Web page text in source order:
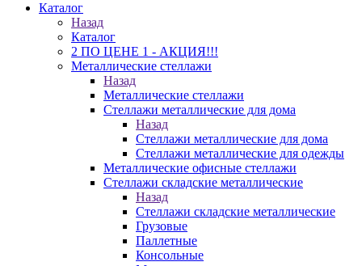
Каталог
Назад
Каталог
2 ПО ЦЕНЕ 1 - АКЦИЯ!!!
Металлические стеллажи
Назад
Металлические стеллажи
Стеллажи металлические для дома
Назад
Стеллажи металлические для дома
Стеллажи металлические для одежды
Металлические офисные стеллажи
Стеллажи складские металлические
Назад
Стеллажи складские металлические
Грузовые
Паллетные
Консольные